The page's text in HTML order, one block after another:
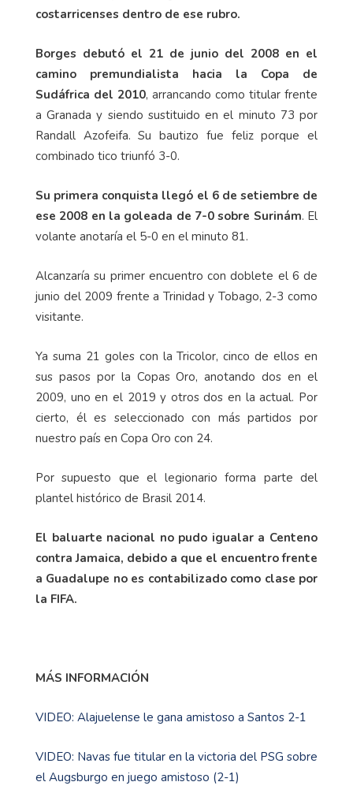
costarricenses dentro de ese rubro.
Borges debutó el 21 de junio del 2008 en el
camino premundialista hacia la Copa de
Sudáfrica del 2010, arrancando como titular frente
a Granada y siendo sustituido en el minuto 73 por
Randall Azofeifa. Su bautizo fue feliz porque el
combinado tico triunfó 3-0.
Su primera conquista llegó el 6 de setiembre de
ese 2008 en la goleada de 7-0 sobre Surinám. El
volante anotaría el 5-0 en el minuto 81.
Alcanzaría su primer encuentro con doblete el 6 de
junio del 2009 frente a Trinidad y Tobago, 2-3 como
visitante.
Ya suma 21 goles con la Tricolor, cinco de ellos en
sus pasos por la Copas Oro, anotando dos en el
2009, uno en el 2019 y otros dos en la actual. Por
cierto, él es seleccionado con más partidos por
nuestro país en Copa Oro con 24.
Por supuesto que el legionario forma parte del
plantel histórico de Brasil 2014.
El baluarte nacional no pudo igualar a Centeno
contra Jamaica, debido a que el encuentro frente
a Guadalupe no es contabilizado como clase por
la FIFA.
MÁS INFORMACIÓN
VIDEO: Alajuelense le gana amistoso a Santos 2-1
VIDEO: Navas fue titular en la victoria del PSG sobre
el Augsburgo en juego amistoso (2-1)